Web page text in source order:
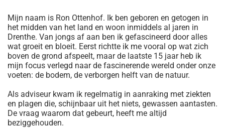
Mijn naam is Ron Ottenhof. Ik ben geboren en getogen in
het midden van het land en woon inmiddels al jaren in
Drenthe. Van jongs af aan ben ik gefascineerd door alles
wat groeit en bloeit. Eerst richtte ik me vooral op wat zich
boven de grond afspeelt, maar de laatste 15 jaar heb ik
mijn focus verlegd naar de fascinerende wereld onder onze
voeten: de bodem, de verborgen helft van de natuur.
Als adviseur kwam ik regelmatig in aanraking met ziekten
en plagen die, schijnbaar uit het niets, gewassen aantasten.
De vraag waarom dat gebeurt, heeft me altijd
beziggehouden.